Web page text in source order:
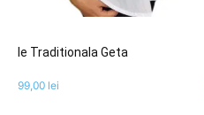
Ie Traditionala Geta
99,00 lei